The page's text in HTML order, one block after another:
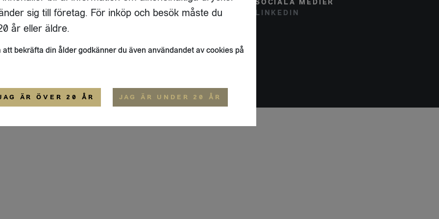
17 A
STOCKHOLM
FLAIVY
OM OSS
SOCIALA MEDIER
LINKEDIN
ALLMÄNNA VILLKOR
sig till företag. För inköp och besök måste du
år eller äldre.
att bekräfta din ålder godkänner du även användandet av cookies på
ÄR ÖVER 20 ÅR JAG ÄR UNDER 20 ÅR